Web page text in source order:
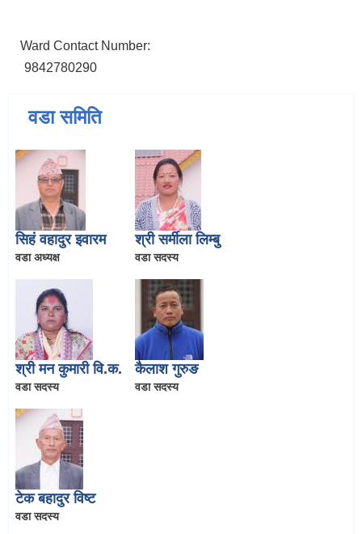
Ward Contact Number:
9842780290
वडा समिति
सिहं वहादुर इवारम
वडा अध्यक्ष
श्री सर्मीला लिम्बु
वडा सदस्य
श्री मन कुमारी वि.क.
वडा सदस्य
कैलाश गुरुङ
वडा सदस्य
टेक बहादुर विष्ट
वडा सदस्य